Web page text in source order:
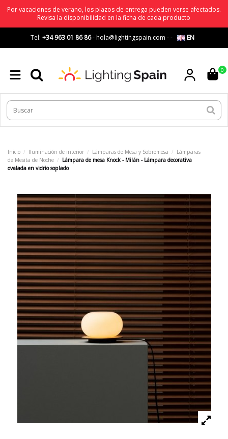
Por vacaciones de verano, los plazos de entrega pueden verse afectados.
Revisa la disponibilidad en la ficha de cada producto
Tel: +34 963 01 86 86-hola@lightingspain.com -- EN
0
Inicio Iluminación de interior Lámparas de Mesa y Sobremesa
Lámparas
de Mesita de Noche
Lámpara de mesa Knock - Milán - Lámpara decorativa
ovalada en vidrio soplado